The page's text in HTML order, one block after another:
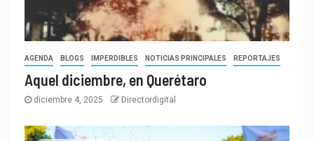
AGENDA BLOGS IMPERDIBLES NOTICIAS PRINCIPALES REPORTAJES
Aquel diciembre, en Querétaro
diciembre 4, 2025 Directordigital